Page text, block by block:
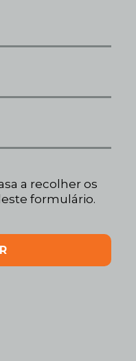
a recolher os
formulário.